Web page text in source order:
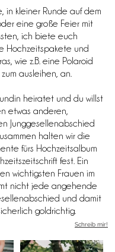
in kleiner Runde auf dem
eine große Feier mit
ich biete euch
Hochzeitspakete und
wie z.B. eine Polaroid
ausleihen, an.
heiratet und du willst
etwas anderen,
Junggesellenabschied
halten wir die
fürs Hochzeitsalbum
fest. Ein
wichtigsten Frauen im
nicht jede angehende
und damit
goldrichtig.
Schreib mir!